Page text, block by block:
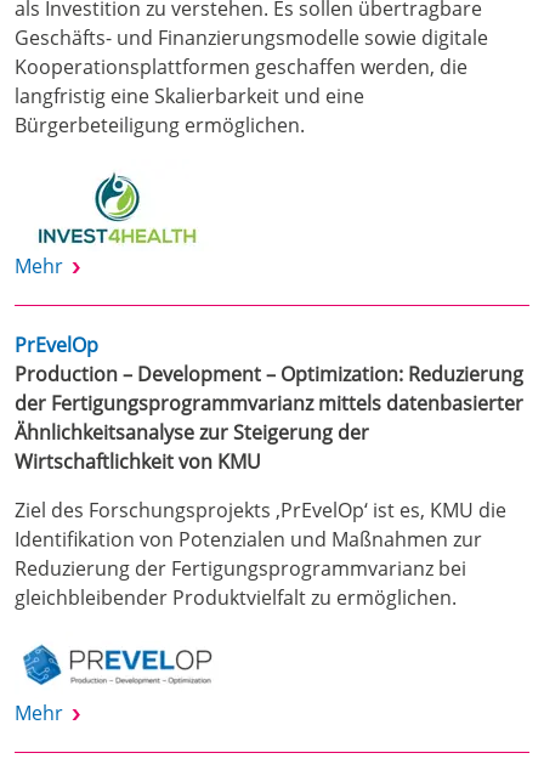
als Investition zu verstehen. Es sollen übertragbare
Geschäfts- und Finanzierungsmodelle sowie digitale
Kooperationsplattformen geschaffen werden, die
langfristig eine Skalierbarkeit und eine
Bürgerbeteiligung ermöglichen.
Mehr
PrEvelOp
Production – Development – Optimization: Reduzierung
der Fertigungsprogrammvarianz mittels datenbasierter
Ähnlichkeitsanalyse zur Steigerung der
Wirtschaftlichkeit von KMU
Ziel des Forschungsprojekts ‚PrEvelOp‘ ist es, KMU die
Identifikation von Potenzialen und Maßnahmen zur
Reduzierung der Fertigungsprogrammvarianz bei
gleichbleibender Produktvielfalt zu ermöglichen.
Mehr